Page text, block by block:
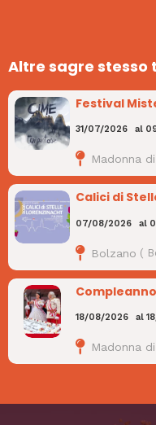
Altre sagre stesso
Festival
31/07/2026 al
Madonna
Calici di
07/08/2026 al
Bolzano (
18/08/2026 al
Madonna